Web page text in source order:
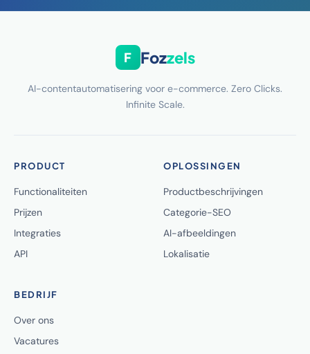
F Fozzels
AI-contentautomatisering voor e-commerce. Zero Clicks.
Infinite Scale.
PRODUCT
Functionaliteiten
Prijzen
Integraties
API
OPLOSSINGEN
Productbeschrijvingen
Categorie-SEO
AI-afbeeldingen
Lokalisatie
BEDRIJF
Over ons
Vacatures